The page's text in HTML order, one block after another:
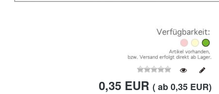
0,35 EUR ( ab 0,35 EUR)